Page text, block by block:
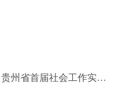
贵州省首届社会工作实务技能大赛启动